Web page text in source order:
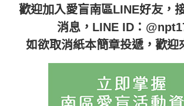
歡迎加入愛盲南區LINE好友，
消息，LINE ID：
如欲取消紙本簡章投遞，歡迎